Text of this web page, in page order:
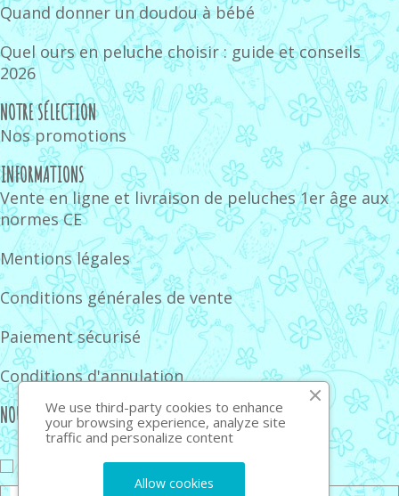
Quand donner un doudou à bébé
Quel ours en peluche choisir : guide et conseils
2026
NOTRE SÉLECTION
Nos promotions
INFORMATIONS
Vente en ligne et livraison de peluches 1er âge aux
normes CE
Mentions légales
Conditions générales de vente
Paiement sécurisé
Conditions d'annulation
NOUS SUIVRE
J'accepte de recevoir la newsletter
We use third-party cookies to enhance
your browsing experience, analyze site
traffic and personalize content
Allow cookies